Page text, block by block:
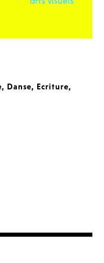
, Danse, Ecriture,